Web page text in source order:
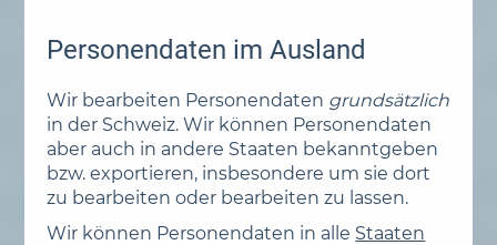
Personendaten im Ausland
Wir bearbeiten Personendaten grundsätzlich
in der Schweiz. Wir können Personendaten
aber auch in andere Staaten bekanntgeben
bzw. exportieren, insbesondere um sie dort
zu bearbeiten oder bearbeiten zu lassen.
Wir können Personendaten in alle Staaten